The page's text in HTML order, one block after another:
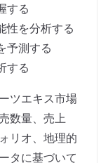
する
性を分析する
予測する
する
ツエキス市場
数量、売上
リオ、地理的
タに基づいて